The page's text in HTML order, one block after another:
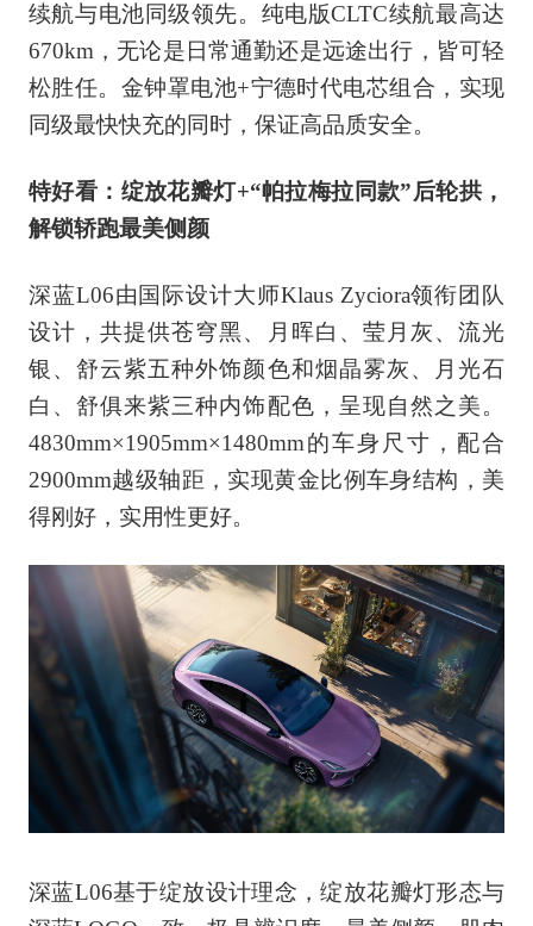
续航与电池同级领先。纯电版CLTC续航最高达
670km，无论是日常通勤还是远途出行，皆可轻
松胜任。金钟罩电池+宁德时代电芯组合，实现
同级最快快充的同时，保证高品质安全。
特好看：绽放花瓣灯+“帕拉梅拉同款”后轮拱，
解锁轿跑最美侧颜
深蓝L06由国际设计大师Klaus Zyciora领衔团队
设计，共提供苍穹黑、月晖白、莹月灰、流光
银、舒云紫五种外饰颜色和烟晶雾灰、月光石
白、舒俱来紫三种内饰配色，呈现自然之美。
4830mm×1905mm×1480mm的车身尺寸，配合
2900mm越级轴距，实现黄金比例车身结构，美
得刚好，实用性更好。
深蓝L06基于绽放设计理念，绽放花瓣灯形态与